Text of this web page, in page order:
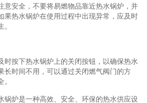
意安全，不要将易燃物品靠近热水锅炉，并
果热水锅炉在使用过程中出现异常，应及时
时按下热水锅炉上的关闭按钮，以确保热水
长时间不用，可以通过关闭燃气阀门的方
锅炉是一种高效、安全、环保的热水供应设